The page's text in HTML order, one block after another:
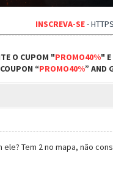
INSCREVA-SE-
O CUPOM "PROMO40%" E
“PROMO40%” AND
Tem 2 no mapa, não